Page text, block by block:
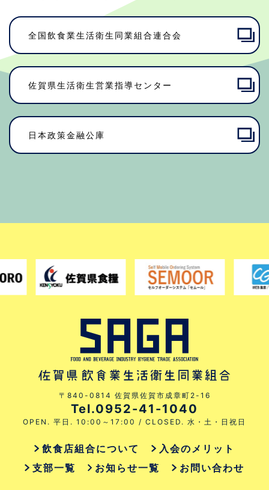
全国飲食業生活衛生同業組合連合会
佐賀県⽣活衛⽣営業指導センター
日本政策金融公庫
〒840-0814 佐賀県佐賀市成章町2-16
Tel.0952-41-1040
OPEN. 平日. 10:00～17:00 / CLOSED. 水・土・日祝日
飲食店組合について
入会のメリット
支部一覧
お知らせ一覧 お問い合わせ